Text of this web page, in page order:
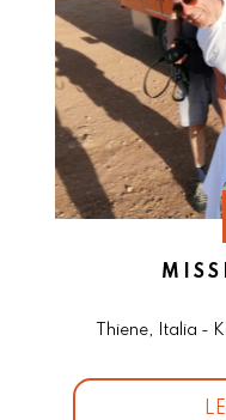
Thiene, Italia -